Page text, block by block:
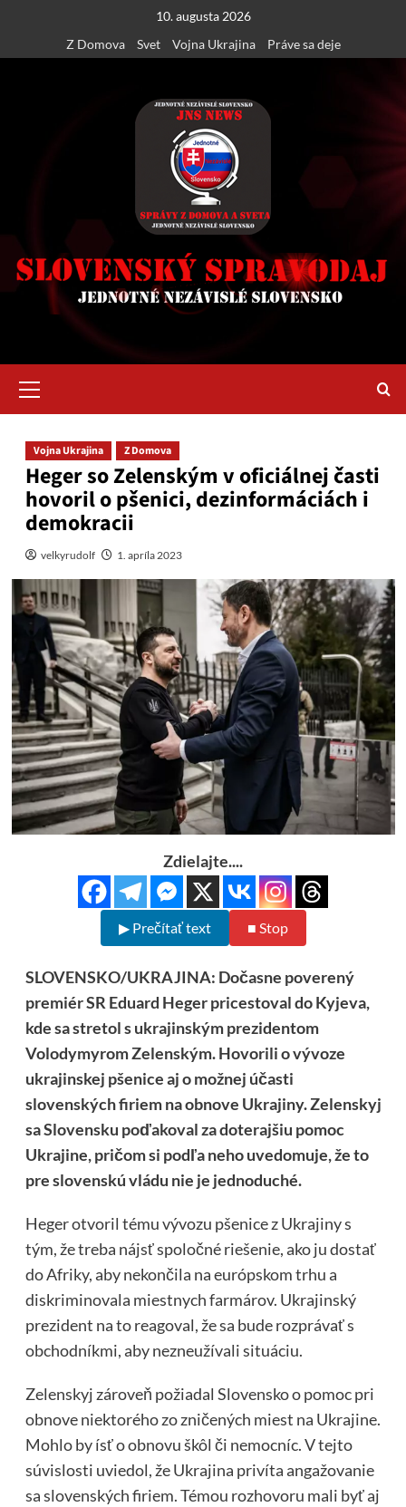
content
10. augusta 2026
Z Domova
Svet Vojna Ukrajina Práve sa deje
Menu
Vojna Ukrajina Z Domova
Heger so Zelenským v oficiálnej časti
hovoril o pšenici, dezinformáciách i
demokracii
velkyrudolf 1. apríla 2023
Zdielajte....
▶ Prečítať text ■ Stop
SLOVENSKO/UKRAJINA: Dočasne poverený
premiér SR Eduard Heger pricestoval do Kyjeva,
kde sa stretol s ukrajinským prezidentom
Volodymyrom Zelenským. Hovorili o vývoze
ukrajinskej pšenice aj o možnej účasti
slovenských firiem na obnove Ukrajiny. Zelenskyj
sa Slovensku poďakoval za doterajšiu pomoc
Ukrajine, pričom si podľa neho uvedomuje, že to
pre slovenskú vládu nie je jednoduché.
Heger otvoril tému vývozu pšenice z Ukrajiny s
tým, že treba nájsť spoločné riešenie, ako ju dostať
do Afriky, aby nekončila na európskom trhu a
diskriminovala miestnych farmárov. Ukrajinský
prezident na to reagoval, že sa bude rozprávať s
obchodníkmi, aby nezneužívali situáciu.
Zelenskyj zároveň požiadal Slovensko o pomoc pri
obnove niektorého zo zničených miest na Ukrajine.
Mohlo by ísť o obnovu škôl či nemocníc. V tejto
súvislosti uviedol, že Ukrajina privíta angažovanie
sa slovenských firiem. Témou rozhovoru mali byť aj